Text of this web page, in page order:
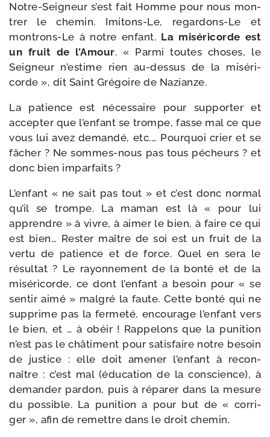
Notre-​Seigneur s’est fait Homme pour nous mon­
trer le che­min. Imitons-​Le, regardons-​Le et
montrons-​Le à notre enfant. La misé­ri­corde est
un fruit de l’Amour. « Parmi toutes choses, le
Seigneur n’estime rien au-​dessus de la misé­ri­
corde », dit Saint Grégoire de Nazianze.
La patience est néces­saire pour sup­por­ter et
accep­ter que l’enfant se trompe, fasse mal ce que
vous lui avez deman­dé, etc.… Pourquoi crier et se
fâcher ? Ne sommes-​nous pas tous pécheurs ? et
donc bien imparfaits ?
L’enfant « ne sait pas tout » et c’est donc nor­mal
qu’il se trompe. La maman est là « pour lui
apprendre » à vivre, à aimer le bien, à faire ce qui
est bien… Rester maître de soi est un fruit de la
ver­tu de patience et de force. Quel en sera le
résul­tat ? Le rayon­ne­ment de la bon­té et de la
misé­ri­corde, ce dont l’enfant a besoin pour « se
sen­tir aimé » mal­gré la faute. Cette bon­té qui ne
sup­prime pas la fer­me­té, encou­rage l’enfant vers
le bien, et … à obéir ! Rappelons que la puni­tion
n’est pas le châ­ti­ment pour satis­faire notre besoin
de jus­tice : elle doit ame­ner l’en­fant à recon­
naître : c’est mal (édu­ca­tion de la conscience), à
deman­der par­don, puis à répa­rer dans la mesure
du pos­sible. La puni­tion a pour but de « cor­ri­
ger », afin de remettre dans le droit chemin.